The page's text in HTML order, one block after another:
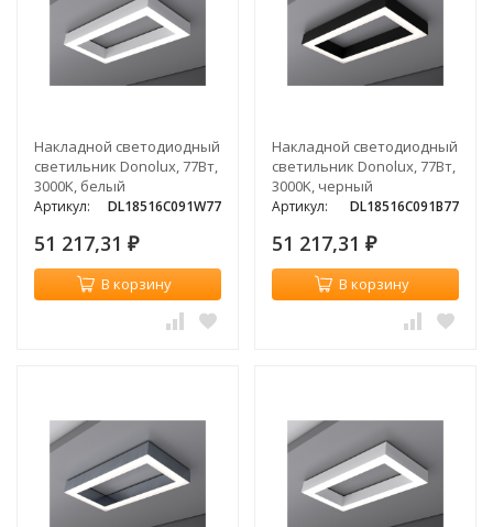
Накладной светодиодный
светильник Donolux, 77Вт,
3000K, белый
Артикул: DL18516C091W77
51 217,31 ₽
В корзину
Накладной светодиодный
светильник Donolux, 77Вт,
3000K, черный
Артикул: DL18516C091B77
51 217,31 ₽
В корзину